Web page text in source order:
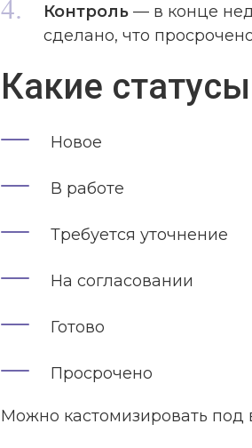
Контроль — в конце
сделано, что
Какие
Новое
В работе
Требуется уточнение
На согласовании
Готово
Просрочено
Можно кастомизировать под